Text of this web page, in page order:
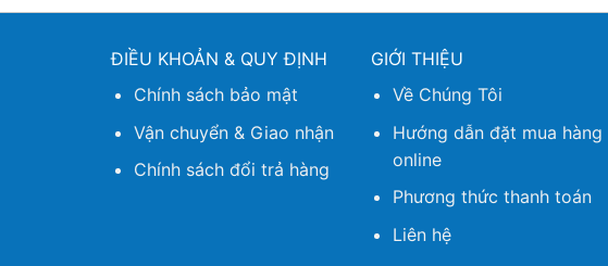
ĐIỀU KHOẢN & QUY ĐỊNH
Chính sách bảo mật
Vận chuyển & Giao nhận
Chính sách đổi trả hàng
GIỚI THIỆU
Về Chúng Tôi
Hướng dẫn đặt mua hàng
online
Phương thức thanh toán
Liên hệ